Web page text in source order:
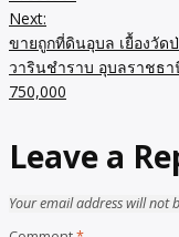
Next:
ขายถูกที่ดินอุบล เยื้องวั
วารินชำราบ อุบลราชธา
750,000
Leave a
Your email address will not